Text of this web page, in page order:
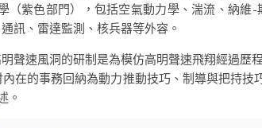
（紫色部門），包括空氣動力學、湍流、納
訊、雷達監測、核兵器等外容。
聲速風洞的研制是為模仿高明聲速飛翔經過
在的事務回納為動力推動技巧、制導與把持
。